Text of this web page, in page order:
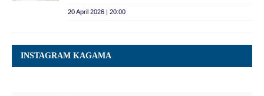
20 April 2026 | 20:00
INSTAGRAM KAGAMA